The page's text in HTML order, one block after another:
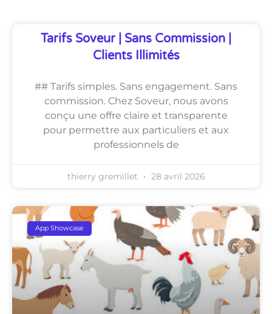
Tarifs Soveur | Sans Commission |
Clients Illimités
## Tarifs simples. Sans engagement. Sans
commission. Chez Soveur, nous avons
conçu une offre claire et transparente
pour permettre aux particuliers et aux
professionnels de
thierry gremillet 28 avril 2026
App Showcase